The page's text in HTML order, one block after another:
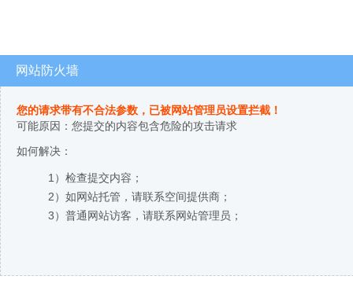
网站防火墙
您的请求带有不合法参数，已被网站管理员设置拦截！
可能原因：您提交的内容包含危险的攻击请求
如何解决：
1）检查提交内容；
2）如网站托管，请联系空间提供商；
3）普通网站访客，请联系网站管理员；